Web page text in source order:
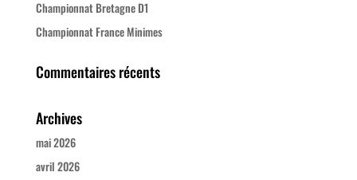
Championnat Bretagne D1
Championnat France Minimes
Commentaires récents
Archives
mai 2026
avril 2026